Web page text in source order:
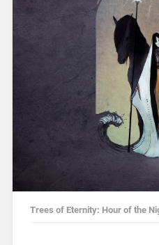
Trees of Eternity: Hour of the